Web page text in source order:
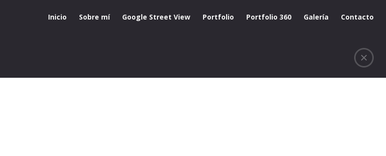
Inicio Sobre mí Google Street View Portfolio Portfolio 360 Galería Contacto